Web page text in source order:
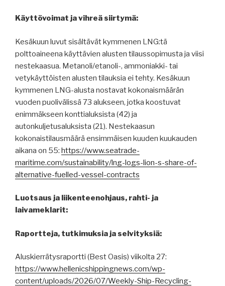
Käyttövoimat ja vihreä siirtymä:
Kesäkuun luvut sisältävät kymmenen LNG:tä
polttoaineena käyttävien alusten tilaussopimusta ja viisi
nestekaasua. Metanoli/etanoli-, ammoniakki- tai
vetykäyttöisten alusten tilauksia ei tehty. Kesäkuun
kymmenen LNG-alusta nostavat kokonaismäärän
vuoden puolivälissä 73 alukseen, jotka koostuvat
enimmäkseen konttialuksista (42) ja
autonkuljetusaluksista (21). Nestekaasun
kokonaistilausmäärä ensimmäisen kuuden kuukauden
aikana on 55: https://www.seatrade-
maritime.com/sustainability/lng-logs-lion-s-share-of-
alternative-fuelled-vessel-contracts
Luotsaus ja liikenteenohjaus, rahti- ja
laivameklarit:
Raportteja, tutkimuksia ja selvityksiä:
Aluskierrätysraportti (Best Oasis) viikolta 27:
https://www.hellenicshippingnews.com/wp-
content/uploads/2026/07/Weekly-Ship-Recycling-